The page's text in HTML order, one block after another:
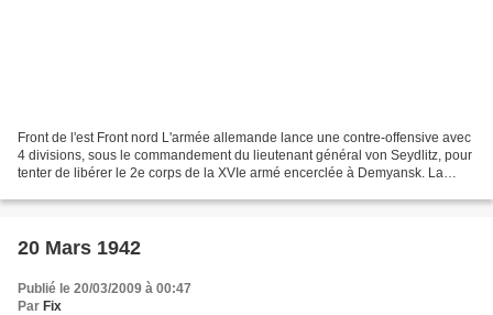
Front de l'est Front nord L'armée allemande lance une contre-offensive avec
4 divisions, sous le commandement du lieutenant général von Seydlitz, pour
tenter de libérer le 2e corps de la XVIe armé encerclée à Demyansk. La
20 Mars 1942
Publié le 20/03/2009 à 00:47
Par Fix